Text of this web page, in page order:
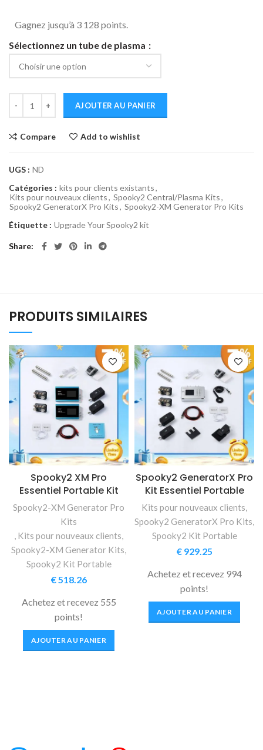
Gagnez jusqu’à 3 128 points.
Sélectionnez un tube de plasma
AJOUTER AU PANIER
Compare Add to wishlist
UGS : ND
Catégories : kits pour clients existants,
Kits pour nouveaux clients, Spooky2 Central/Plasma Kits,
Spooky2 GeneratorX Pro Kits, Spooky2-XM Generator Pro Kits
Étiquette : Upgrade Your Spooky2 kit
Share
PRODUITS SIMILAIRES
Spooky2 XM Pro
Essentiel Portable Kit
Spooky2-XM Generator Pro
Kits
, Kits pour nouveaux clients,
Spooky2-XM Generator Kits,
Spooky2 Kit Portable
€518.26
Achetez et recevez 555
points!
AJOUTER AU PANIER
Spooky2 GeneratorX Pro
Kit Essentiel Portable
Kits pour nouveaux clients,
Spooky2 GeneratorX Pro Kits,
Spooky2 Kit Portable
€929.25
Achetez et recevez 994
points!
AJOUTER AU PANIER